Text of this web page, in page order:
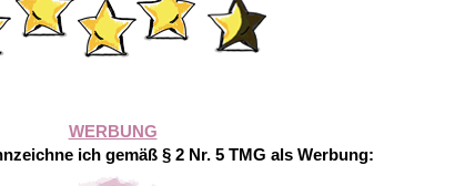
WERBUNG
ich gemäß § 2 Nr. 5 TMG als Werbung: